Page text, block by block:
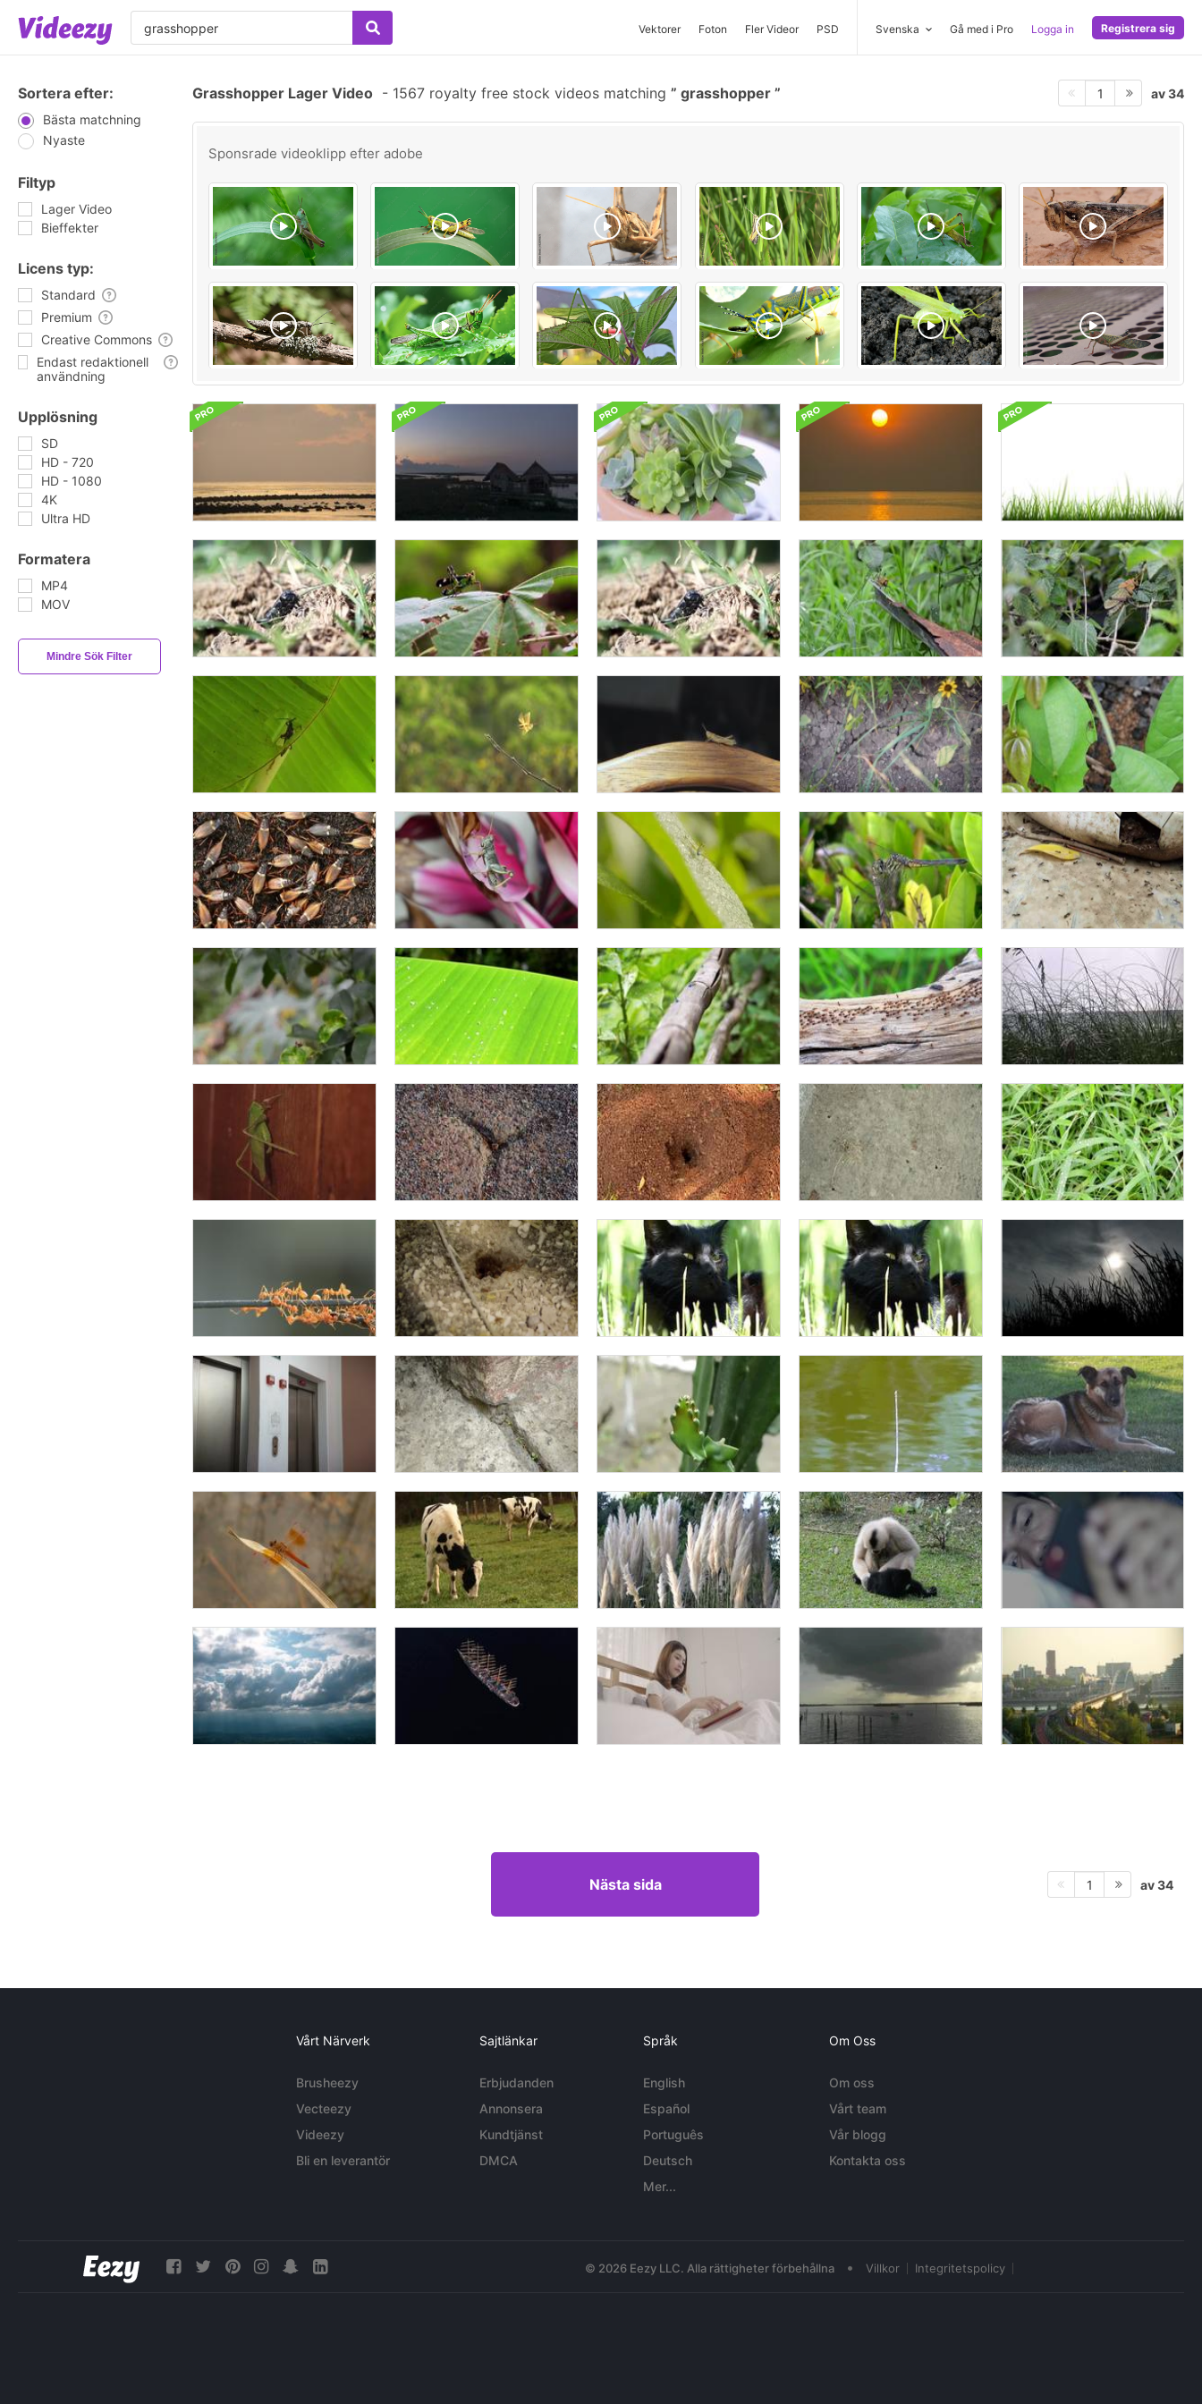
Vektorer Foton Fler Videor PSD Svenska Gå med i Pro Logga in Registrera sig
Sortera efter:
Bästa matchning
Nyaste
Filtyp
Lager Video
Bieffekter
Licens typ:
Standard
Premium
Creative Commons
Endast redaktionell
användning
Upplösning
SD
HD - 720
HD - 1080
4K
Ultra HD
Formatera
MP4
MOV
Mindre Sök Filter
Grasshopper Lager Video - 1567 royalty free stock videos matching grasshopper 1 av 34
Sponsrade videoklipp efter adobe
Nästa sida 1 av 34
Vårt Närverk
Brusheezy
Vecteezy
Videezy
Bli en leverantör
Sajtlänkar
Erbjudanden
Annonsera
Kundtjänst
DMCA
Språk
English
Español
Português
Deutsch
Mer...
Om Oss
Om oss
Vårt team
Vår blogg
Kontakta oss
© 2026 Eezy LLC. Alla rättigheter förbehållna • Villkor Integritetspolicy